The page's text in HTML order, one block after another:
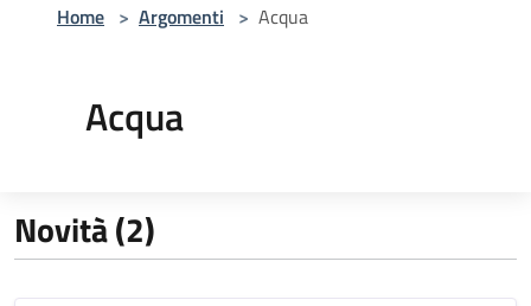
Home > Argomenti > Acqua
Acqua
Novità (2)